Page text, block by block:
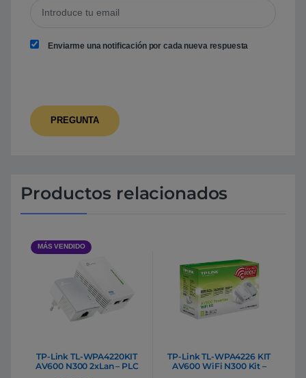
Enviarme una notificación por cada nueva respuesta
Productos relacionados
MÁS VENDIDO
TP-Link TL-WPA4220KIT
AV600 N300 2xLan – PLC
TP-Link TL-WPA4226 KIT
AV600 WiFi N300 Kit –